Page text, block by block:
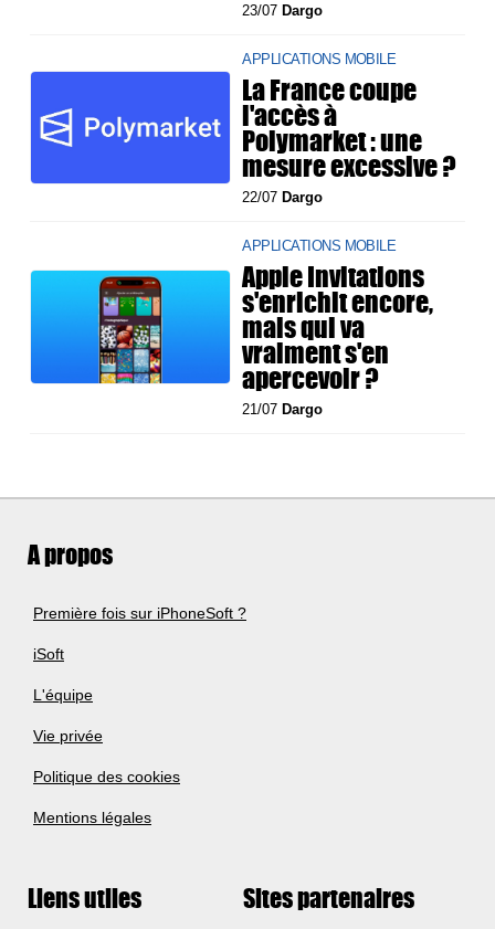
23/07Dargo
APPLICATIONS MOBILE
La France coupe
l'accès à
Polymarket : une
mesure excessive ?
22/07Dargo
APPLICATIONS MOBILE
Apple Invitations
s'enrichit encore,
mais qui va
vraiment s'en
apercevoir ?
21/07Dargo
A propos
Première fois sur iPhoneSoft ?
iSoft
L'équipe
Vie privée
Politique des cookies
Mentions légales
Liens utiles Sites partenaires